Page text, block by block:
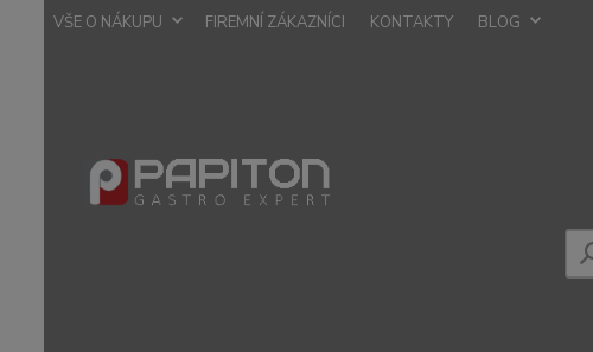
VŠE O NÁKUPU FIREMNÍ ZÁKAZNÍCI KONTAKTY BLOG